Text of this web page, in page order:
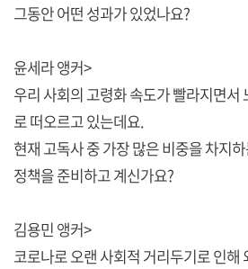
그동안 어떤 성과가 있었나요?
윤세라 앵커>
우리 사회의 고령화 속도가 빨라지면서
로 떠오르고 있는데요.
현재 고독사 중 가장 많은 비중을 차지
정책을 준비하고 계신가요?
김용민 앵커>
코로나로 오랜 사회적 거리두기로 인해